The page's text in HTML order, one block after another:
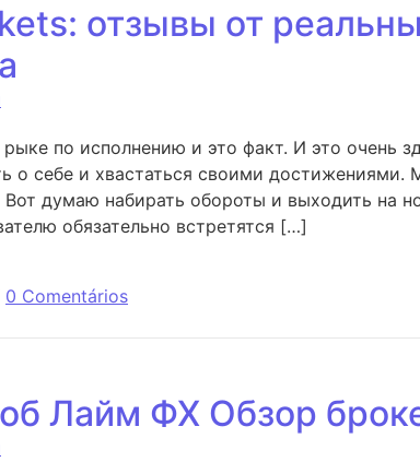
отзывы от
по исполнению и это факт. И это очень
о себе и хвастаться своими
думаю набирать обороты и выходить на
обязательно встретятся […]
0 Comentários
Лайм ФХ Обзор